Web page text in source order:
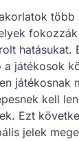
több
hatásukat.
a játékosok
játékosnak
kell
Ezt
jelek